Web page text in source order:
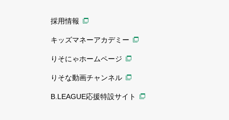
採用情報
キッズマネーアカデミー
りそにゃホームページ
りそな動画チャンネル
B.LEAGUE応援特設サイト